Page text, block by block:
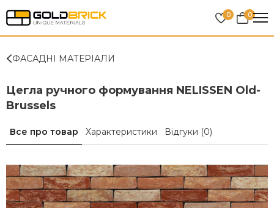
0 0
ФАСАДНІ МАТЕРІАЛИ
Цегла ручного формування NELISSEN Old-
Brussels
Все про товар Характеристики Відгуки (0)